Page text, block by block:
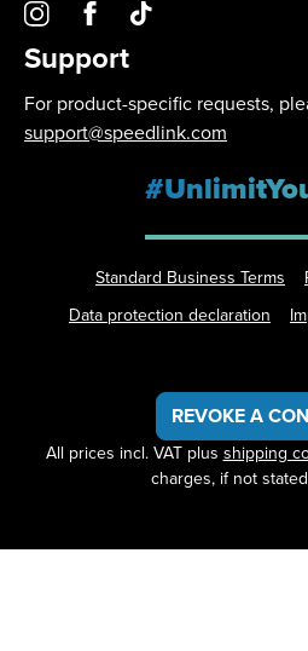
Support
For product-specific requests,
support@speedlink.com
Standard Business Terms
Data protection declaration
REVOKE A
All prices incl. VAT plusshipping
charges, if not